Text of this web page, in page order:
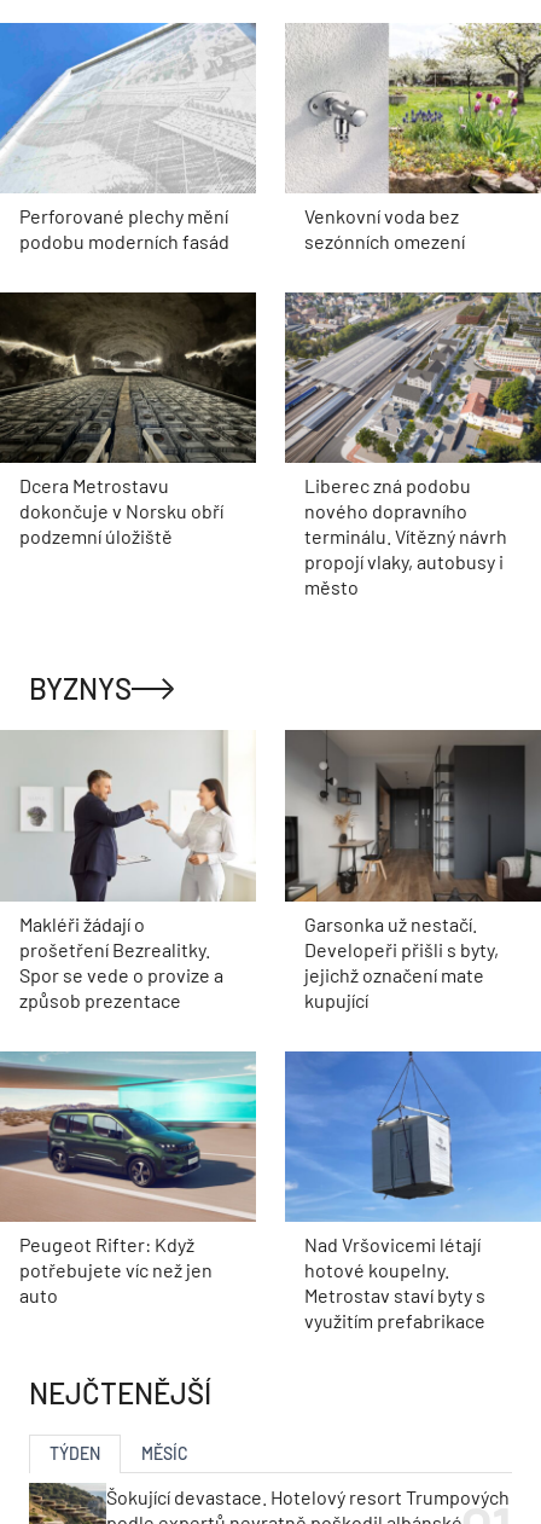
Perforované plechy mění
podobu moderních fasád
Venkovní voda bez
sezónních omezení
Dcera Metrostavu
dokončuje v Norsku obří
podzemní úložiště
Liberec zná podobu
nového dopravního
terminálu. Vítězný návrh
propojí vlaky, autobusy i
město
BYZNYS
Makléři žádají o
prošetření Bezrealitky.
Spor se vede o provize a
způsob prezentace
Garsonka už nestačí.
Developeři přišli s byty,
jejichž označení mate
kupující
Peugeot Rifter: Když
potřebujete víc než jen
auto
Nad Vršovicemi létají
hotové koupelny.
Metrostav staví byty s
využitím prefabrikace
NEJČTENĚJŠÍ
TÝDEN MĚSÍC
Šokující devastace. Hotelový resort Trumpových